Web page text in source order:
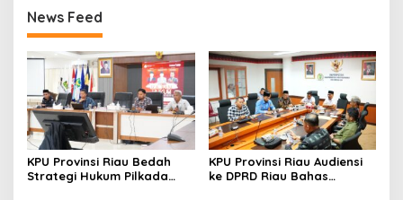
News Feed
KPU Provinsi Riau Bedah
Strategi Hukum Pilkada
KPU Provinsi Riau Audiensi
ke DPRD Riau Bahas